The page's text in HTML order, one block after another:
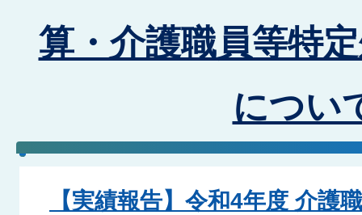
算・介護職員等特
につい
【実績報告】令和4年度 介護